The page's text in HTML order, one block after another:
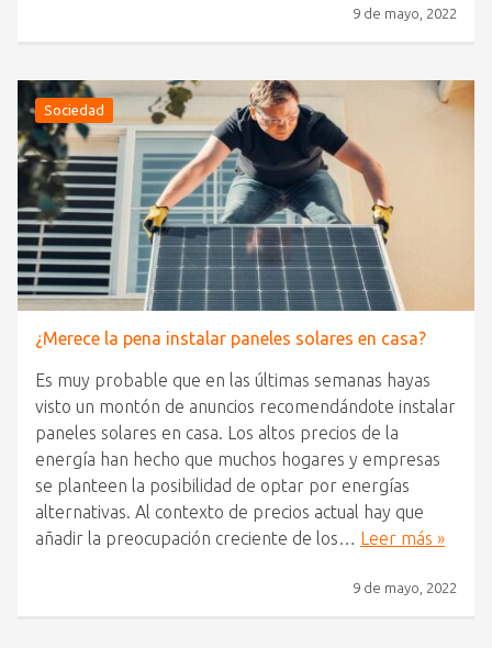
9 de mayo, 2022
Sociedad
¿Merece la pena instalar paneles solares en casa?
Es muy probable que en las últimas semanas hayas
visto un montón de anuncios recomendándote instalar
paneles solares en casa. Los altos precios de la
energía han hecho que muchos hogares y empresas
se planteen la posibilidad de optar por energías
alternativas. Al contexto de precios actual hay que
añadir la preocupación creciente de los… Leer más »
9 de mayo, 2022